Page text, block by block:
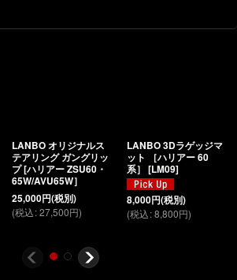
LANBO オリジナルス
テアリング ガングリッ
プ [ハリアー ZSU60・
65W/AVU65W］
25,000円(税別)
(税込:27,500円)
LANBO 3Dラゲッジマ
ット ［ハリアー 60
系］ [LM09]
8,000円(税別)
(税込:8,800円)